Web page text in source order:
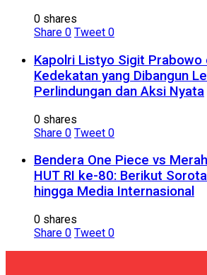
0 shares
Share 0 Tweet 0
Kapolri Listyo Sigit Prabowo
Kedekatan yang Dibangun
Perlindungan dan Aksi Nyata
0 shares
Share 0 Tweet 0
Bendera One Piece vs
HUT RI ke-80: Berikut
hingga Media Internasional
0 shares
Share 0 Tweet 0